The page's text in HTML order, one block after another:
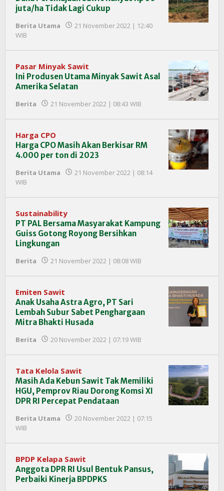
juta/ha Tidak Lagi Cukup
Berita Utama
21 November 2022 | 12:40
WIB
InfoSAWIT
Pasar Minyak Sawit
Ini Produsen Utama Minyak Sawit Asal
Amerika Selatan
Berita 21 November 2022 | 08:43 WIB
InfoSAWIT
Harga CPO
Harga CPO Masih Akan Berkisar RM
4.000 per ton di 2023
Berita Utama
21 November 2022 | 08:14
WIB
InfoSAWIT
Sustainability
PT PAL Bersama Masyarakat Kampung
Guiss Gotong Royong Bersihkan
Lingkungan
Berita 21 November 2022 | 08:08 WIB
InfoSAWIT
Emiten Sawit
Anak Usaha Astra Agro, PT Sari
Lembah Subur Sabet Penghargaan
Mitra Bhakti Husada
Berita 20 November 2022 | 07:19 WIB
InfoSAWIT
Tata Kelola Sawit
Masih Ada Kebun Sawit Tak Memiliki
HGU, Pemprov Riau Dorong Komsi XI
DPR RI Percepat Pendataan
Berita Utama
20 November 2022 | 07:15
WIB
InfoSAWIT
BPDP Kelapa Sawit
Anggota DPR RI Usul Bentuk Pansus,
Perbaiki Kinerja BPDPKS